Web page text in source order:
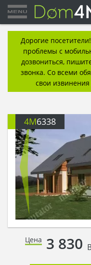
Дорогие
проблемы с
дозвониться,
звонка. Со всеми
свои
4M6338
Цена 3 830